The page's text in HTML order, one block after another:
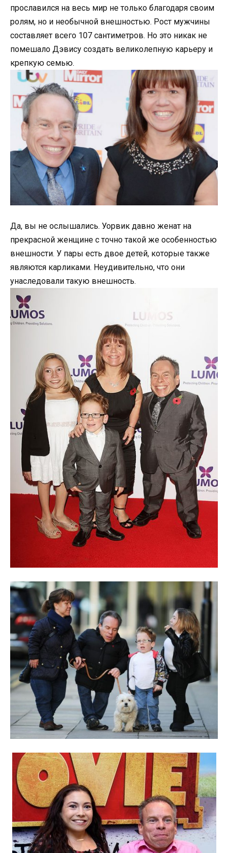
прославился на весь мир не только благодаря своим
ролям, но и необычной внешностью. Рост мужчины
составляет всего 107 сантиметров. Но это никак не
помешало Дэвису создать великолепную карьеру и
крепкую семью.
Да, вы не ослышались. Уорвик давно женат на
прекрасной женщине с точно такой же особенностью
внешности. У пары есть двое детей, которые также
являются карликами. Неудивительно, что они
унаследовали такую внешность.